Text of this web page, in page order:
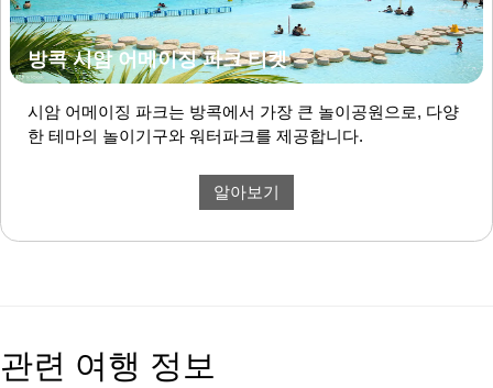
방콕 시암 어메이징 파크 티켓
시암 어메이징 파크는 방콕에서 가장 큰 놀이공원으로, 다양
한 테마의 놀이기구와 워터파크를 제공합니다.
알아보기
관련 여행 정보